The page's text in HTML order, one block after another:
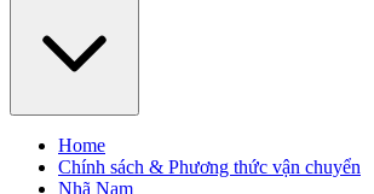
Home
Chính sách & Phương thức vận chuyển
Nhã Nam